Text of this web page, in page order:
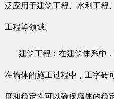
泛应用于建筑工程、水利工程
工程等领域。
建筑工程：在建筑体系中
在墙体的施工过程中，工字砖
度和稳定性可以确保墙体的稳